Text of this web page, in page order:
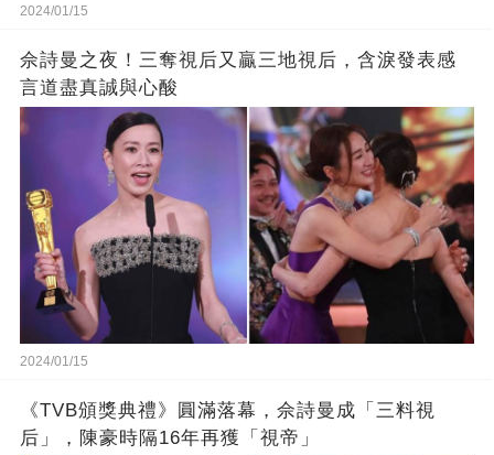
2024/01/15
佘詩曼之夜！三奪視后又贏三地視后，含淚發表感
言道盡真誠與心酸
2024/01/15
《TVB頒獎典禮》圓滿落幕，佘詩曼成「三料視
后」，陳豪時隔16年再獲「視帝」